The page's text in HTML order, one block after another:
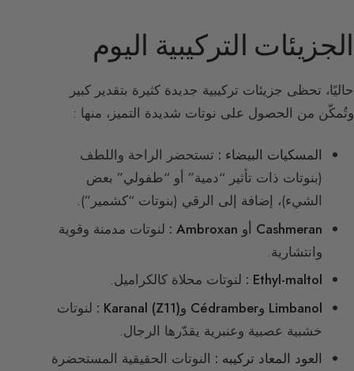
الجزيئات التركيبية اليوم
حاليًا، تحظى جزيئات تركيبية جديدة كثيرة بتقدير كبير
وتُمكّن من الحصول على نوتات شديدة التميز، منها :
المسكيات البيضاء : تستحضر الراحة واللطف
(بنوتات ذات تأثير “دمية” أو “طفولي” بعض
الشيء)، إضافة إلى الرقي (بنوتات “كشمير”).
Cashmeran أو Ambroxan :
لنوتات مدمنة وقوية
وانتشارية.
Ethyl-maltol :
لنوتات محلاة كالكراميل.
Limbanol وCédramber وKaranal (Z11) :
لنوتات
خشبية عصبية وعنبرية يقدّرها الرجال.
العود المعاد تركيبه : النوتات الحقيقية المستحضرة